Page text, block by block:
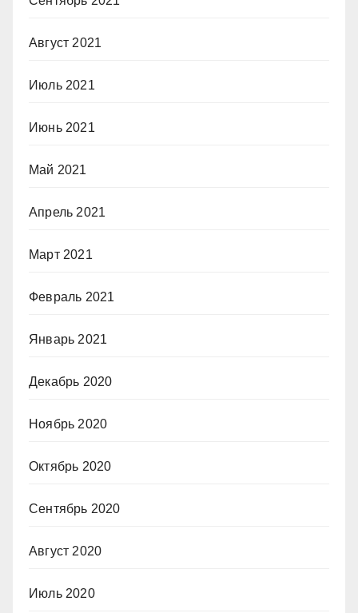
Август 2021
Июль 2021
Июнь 2021
Май 2021
Апрель 2021
Март 2021
Февраль 2021
Январь 2021
Декабрь 2020
Ноябрь 2020
Октябрь 2020
Сентябрь 2020
Август 2020
Июль 2020